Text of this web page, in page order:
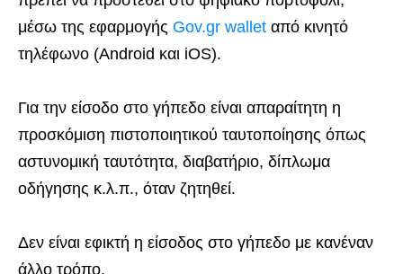
μέσω της εφαρμογής Gov.gr wallet από κινητό
τηλέφωνο (Android και iOS).
Για την είσοδο στο γήπεδο είναι απαραίτητη η
προσκόμιση πιστοποιητικού ταυτοποίησης όπως
αστυνομική ταυτότητα, διαβατήριο, δίπλωμα
οδήγησης κ.λ.π., όταν ζητηθεί.
Δεν είναι εφικτή η είσοδος στο γήπεδο με κανέναν
άλλο τρόπο.